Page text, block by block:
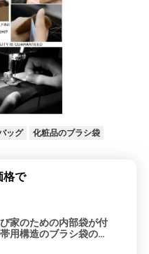
ッグ 化粧品のブラシ袋
格で
家のための内部袋が付
用構造のブラシ袋の化